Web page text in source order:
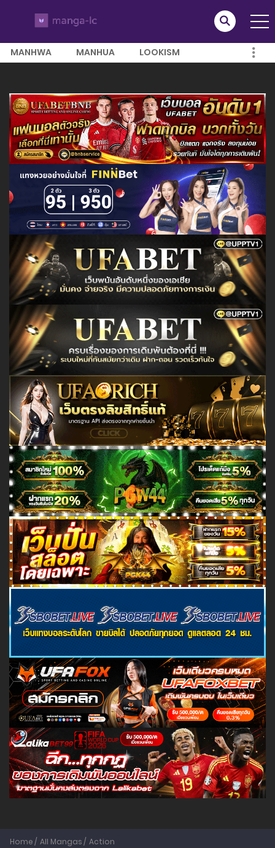
MANHWA MANHUA LOOKISM
Home All Mangas
Action